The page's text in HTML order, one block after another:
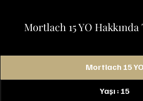
Mortlach 15 YO
Mortlach 15 YO
Yaşı : 15